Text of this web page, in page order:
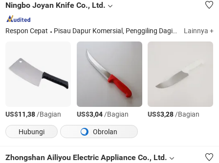
Ningbo Joyan Knife Co., Ltd.
Respon Cepat Pisau Dapur Komersial, Penggiling Daging dan Aksesoris, Pisau dan Alat Pemotong Daging, Peralatan dan Alat Pengasah Pisau, Pisau Koki, Pisau Boning, Pisau Dapur, Alat Bakery Lainnya +
US$11,38/Bagian US$3,04/Bagian US$3,28/Bagian
Hubungi
Obrolan
Zhongshan Ailiyou Electric Appliance Co., Ltd.